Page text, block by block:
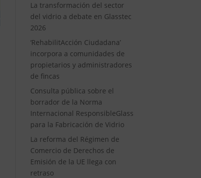
La transformación del sector
del vidrio a debate en Glasstec
2026
‘RehabilitAcción Ciudadana’
incorpora a comunidades de
propietarios y administradores
de fincas
Consulta pública sobre el
borrador de la Norma
Internacional ResponsibleGlass
para la Fabricación de Vidrio
La reforma del Régimen de
Comercio de Derechos de
Emisión de la UE llega con
retraso